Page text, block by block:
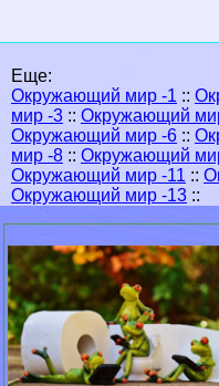
Еще:
Окружающий мир -1 ::
мир -3 :: Окружающий
Окружающий мир -6 ::
мир -8 :: Окружающий
Окружающий мир -11 ::
Окружающий мир -13 ::